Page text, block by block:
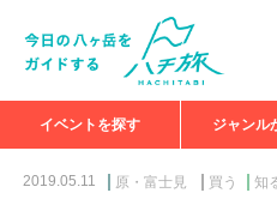
イベントを探す ジャンル
2019.05.11 原・富士見 買う 知